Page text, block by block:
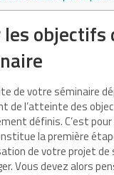
les objectifs
de votre séminaire
de l’atteinte des
définis. C’est pour
la première
de votre projet de
Vous devez alors